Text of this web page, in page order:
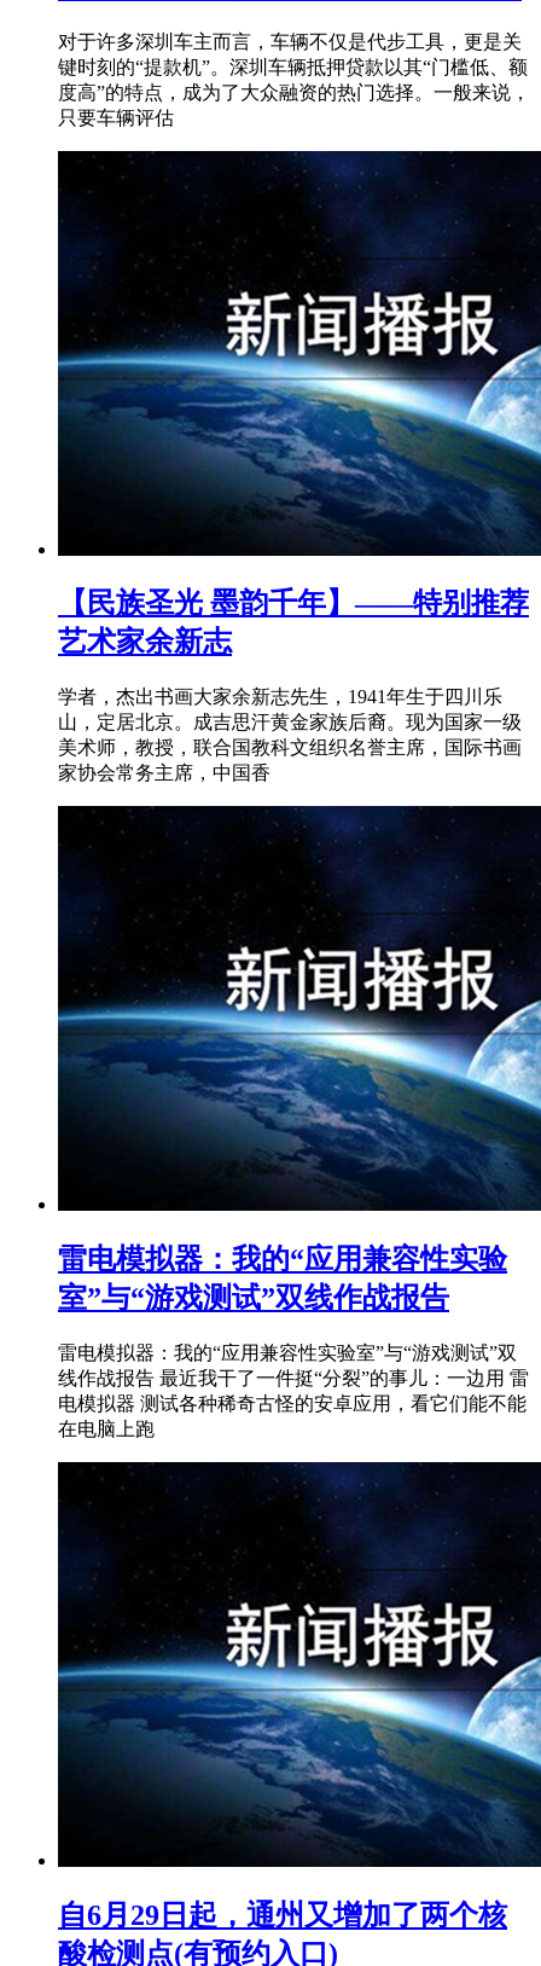
对于许多深圳车主而言，车辆不仅是代步工具，更是关
键时刻的“提款机”。深圳车辆抵押贷款以其“门槛低、额
度高”的特点，成为了大众融资的热门选择。一般来说，
只要车辆评估
【民族圣光 墨韵千年】——特别推荐
艺术家余新志
学者，杰出书画大家余新志先生，1941年生于四川乐
山，定居北京。成吉思汗黄金家族后裔。现为国家一级
美术师，教授，联合国教科文组织名誉主席，国际书画
家协会常务主席，中国香
雷电模拟器：我的“应用兼容性实验
室”与“游戏测试”双线作战报告
雷电模拟器：我的“应用兼容性实验室”与“游戏测试”双
线作战报告 最近我干了一件挺“分裂”的事儿：一边用 雷
电模拟器 测试各种稀奇古怪的安卓应用，看它们能不能
在电脑上跑
自6月29日起，通州又增加了两个核
酸检测点(有预约入口)